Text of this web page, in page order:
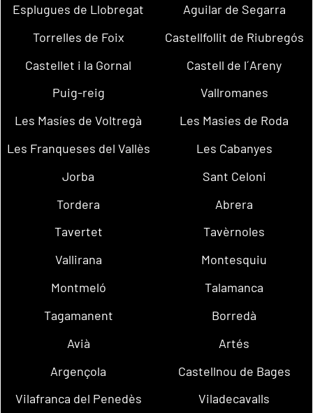
Esplugues de Llobregat
Aguilar de Segarra
Torrelles de Foix
Castellfollit de Riubregós
Castellet i la Gornal
Castell de l´Areny
Puig-reig
Vallromanes
Les Masíes de Voltregà
Les Masies de Roda
Les Franqueses del Vallès
Les Cabanyes
Jorba
Sant Celoni
Tordera
Abrera
Tavertet
Tavèrnoles
Vallirana
Montesquiu
Montmeló
Talamanca
Tagamanent
Borredà
Avià
Artés
Argençola
Castellnou de Bages
Vilafranca del Penedès
Viladecavalls